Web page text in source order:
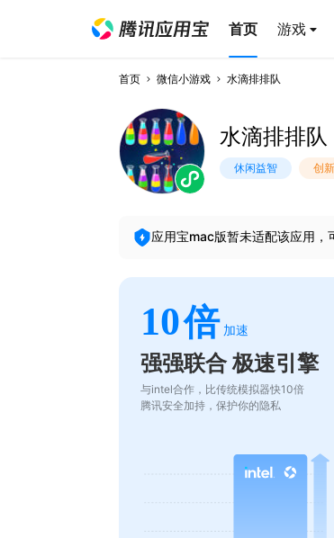
首页 游戏
首页 微信小游戏 水滴排排队
水滴排排队
休闲益智 创
应用宝mac版暂未适配该应用
10倍 加速
强强联合 极速引擎
与intel合作，比传统模拟器快10倍
腾讯安全加持，保护你的隐私